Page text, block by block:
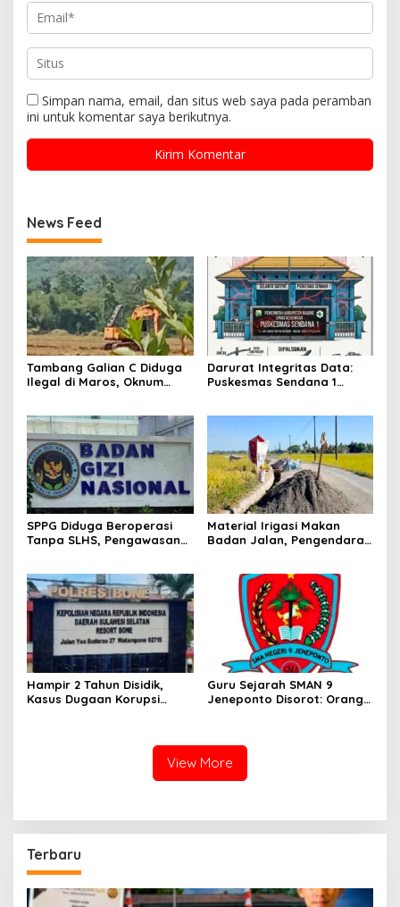
Simpan nama, email, dan situs web saya pada peramban
ini untuk komentar saya berikutnya.
News Feed
Tambang Galian C Diduga
Ilegal di Maros, Oknum
Darurat Integritas Data:
Puskesmas Sendana 1
Demi Kejar Target
SPPG Diduga Beroperasi
Tanpa SLHS, Pengawasan
Material Irigasi Makan
Badan Jalan, Pengendara
Hampir 2 Tahun Disidik,
Kasus Dugaan Korupsi
Guru Sejarah SMAN 9
Jeneponto Disorot: Orang
View More
Terbaru